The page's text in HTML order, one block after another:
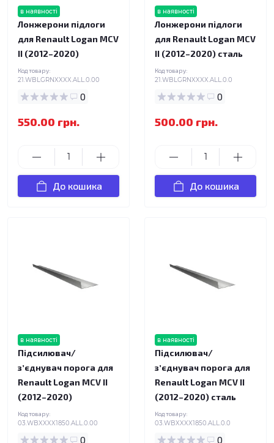
в наявності
Лонжерони підлоги
для Renault Logan MCV
II (2012–2020)
Код товару:
21.WBLGRNXXXX.ALL.0.00
0
550.00 грн.
До кошика
в наявності
Лонжерони підлоги
для Renault Logan MCV
II (2012–2020) сталь
Код товару:
21.WBLGRNXXXX.ALL.0.0
0
500.00 грн.
До кошика
в наявності
Підсилювач/
зʼєднувач порога для
Renault Logan MCV II
(2012–2020)
Код товару:
03.WBXXXX1850.ALL.0.00
0
в наявності
Підсилювач/
зʼєднувач порога для
Renault Logan MCV II
(2012–2020) сталь
Код товару:
03.WBXXXX1850.ALL.0.0
0